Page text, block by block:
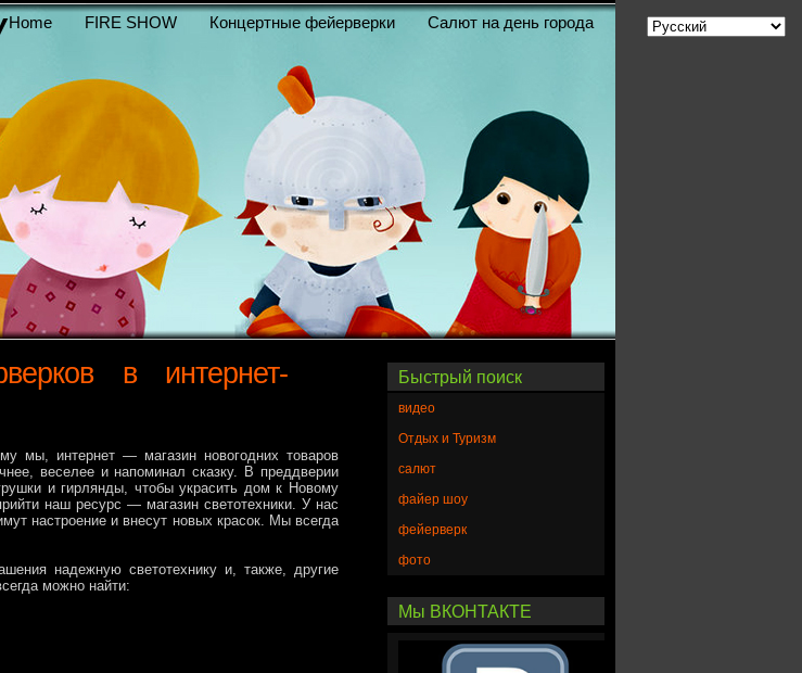
Home FIRE SHOW Концертные фейерверки Салют на день города
в интернет-
мы, интернет — магазин новогодних товаров
веселее и напоминал сказку. В преддверии
и гирлянды, чтобы украсить дом к Новому
наш ресурс — магазин светотехники. У нас
настроение и внесут новых красок. Мы всегда
надежную светотехнику и, также, другие
можно найти:
Быстрый поиск
видео
Отдых и Туризм
салют
файер шоу
фейерверк
фото
Мы ВКОНТАКТЕ